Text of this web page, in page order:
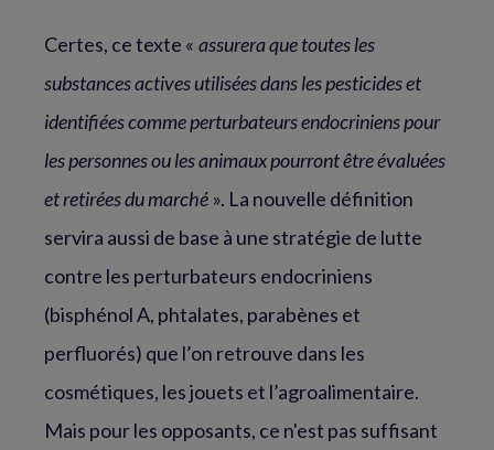
Certes, ce texte « assurera que toutes les
substances actives utilisées dans les pesticides et
identifiées comme perturbateurs endocriniens pour
les personnes ou les animaux pourront être évaluées
et retirées du marché ». La nouvelle définition
servira aussi de base à une stratégie de lutte
contre les perturbateurs endocriniens
(bisphénol A, phtalates, parabènes et
perfluorés) que l’on retrouve dans les
cosmétiques, les jouets et l’agroalimentaire.
Mais pour les opposants, ce n'est pas suffisant